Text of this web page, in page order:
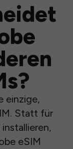
einzige,
Statt für
eSIM